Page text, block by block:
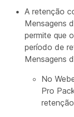
A retenção
Mensagens
permite que
período de
Mensagens
No
Pro